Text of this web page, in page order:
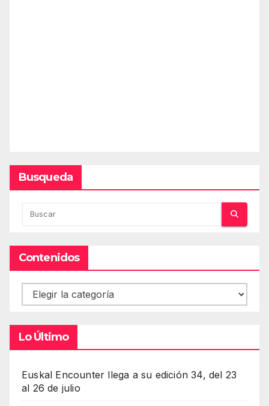
Busqueda
Contenidos
Contenidos
Lo Último
Euskal Encounter llega a su edición 34, del 23
al 26 de julio